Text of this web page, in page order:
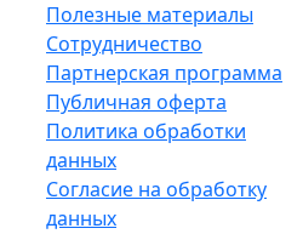
Полезные материалы
Сотрудничество
Партнерская программа
Публичная оферта
Политика обработки
данных
Согласие на обработку
данных